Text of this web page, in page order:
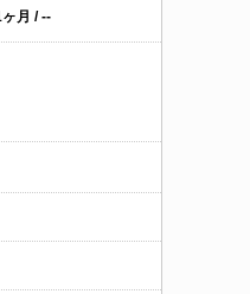
ヶ月 / --